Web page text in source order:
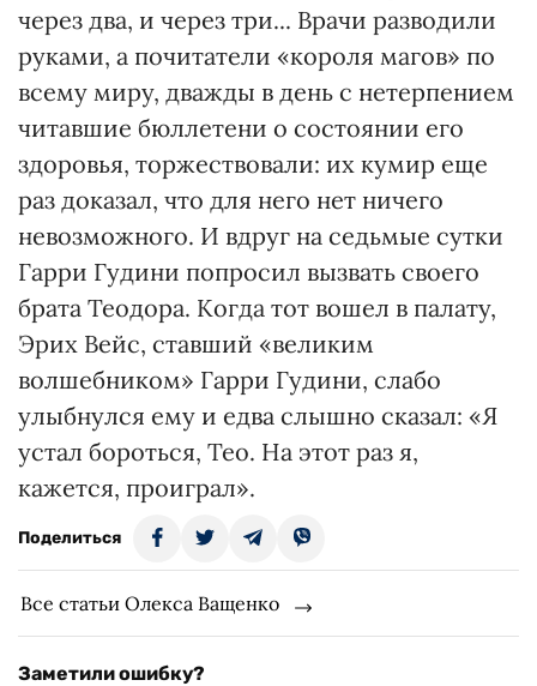
через два, и через три... Врачи разводили
руками, а почитатели «короля магов» по
всему миру, дважды в день с нетерпением
читавшие бюллетени о состоянии его
здоровья, торжествовали: их кумир еще
раз доказал, что для него нет ничего
невозможного. И вдруг на седьмые сутки
Гарри Гудини попросил вызвать своего
брата Теодора. Когда тот вошел в палату,
Эрих Вейс, ставший «великим
волшебником» Гарри Гудини, слабо
улыбнулся ему и едва слышно сказал: «Я
устал бороться, Тео. На этот раз я,
кажется, проиграл».
Поделиться
Все статьи Олекса Ващенко
Заметили ошибку?